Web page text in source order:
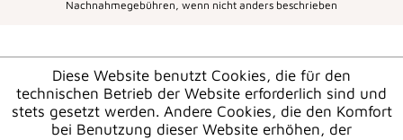
Nachnahmegebühren, wenn nicht anders beschrieben
Diese Website benutzt Cookies, die für den
technischen Betrieb der Website erforderlich sind und
stets gesetzt werden. Andere Cookies, die den Komfort
bei Benutzung dieser Website erhöhen, der